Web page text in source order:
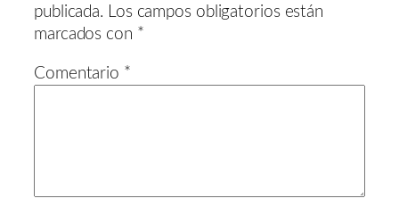
publicada. Los campos obligatorios están
marcados con *
Comentario *